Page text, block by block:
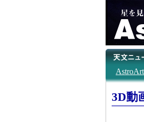
3D動